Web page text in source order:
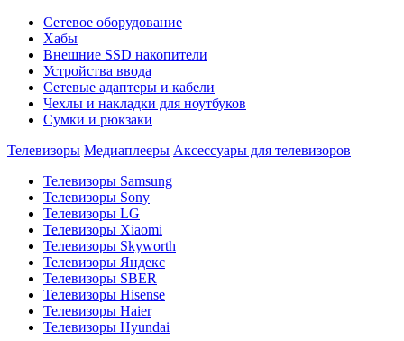
Сетевое оборудование
Хабы
Внешние SSD накопители
Устройства ввода
Сетевые адаптеры и кабели
Чехлы и накладки для ноутбуков
Сумки и рюкзаки
Телевизоры Медиаплееры Аксессуары для телевизоров
Телевизоры Samsung
Телевизоры Sony
Телевизоры LG
Телевизоры Xiaomi
Телевизоры Skyworth
Телевизоры Яндекс
Телевизоры SBER
Телевизоры Hisense
Телевизоры Haier
Телевизоры Hyundai